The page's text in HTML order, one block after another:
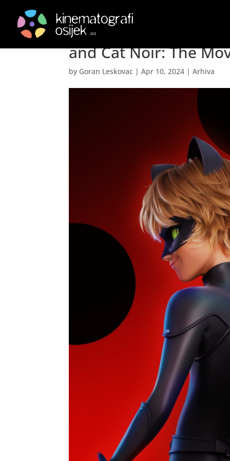
Pustolovine
and Cat Noir: The
by Goran Leskovac |Apr 10, 2024 |Arhiva